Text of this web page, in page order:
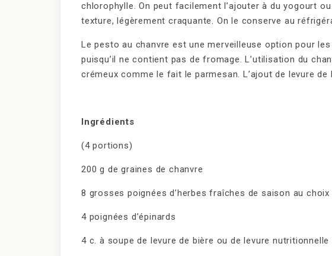
chlorophylle. On peut facilement l’ajouter à du yogourt
texture, légèrement craquante. On le conserve au
Le pesto au chanvre est une merveilleuse option pour
puisqu’il ne contient pas de fromage. L’utilisation du
crémeux comme le fait le parmesan. L’ajout de levure
Ingrédients
(4 portions)
200 g de graines de chanvre
8 grosses poignées d’herbes fraîches de saison au
4 poignées d’épinards
4 c. à soupe de levure de bière ou de levure nutritionnelle